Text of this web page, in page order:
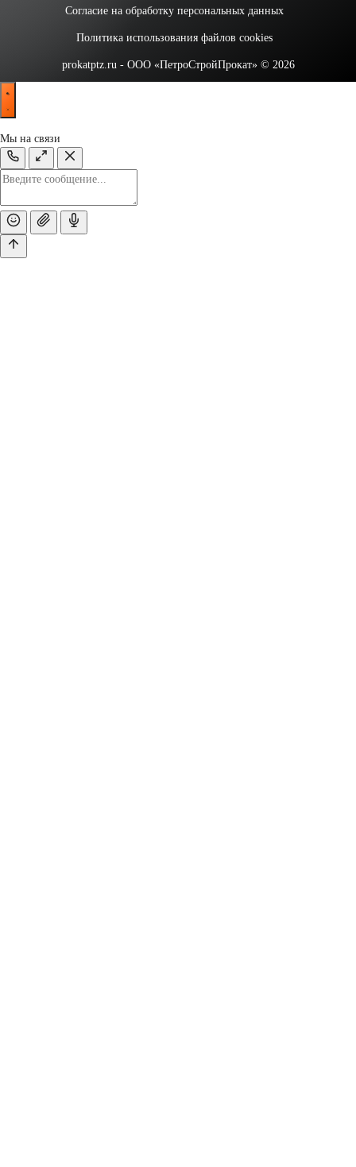
Согласие на обработку персональных данных
Политика использования файлов cookies
prokatptz.ru - ООО «ПетроСтройПрокат» © 2026
Мы на связи